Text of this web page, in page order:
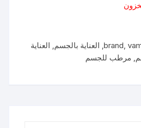
brand,
, العناية بالجسم, العناية
, مرطب للجسم